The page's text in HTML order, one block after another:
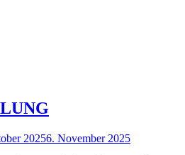
20256. November 2025